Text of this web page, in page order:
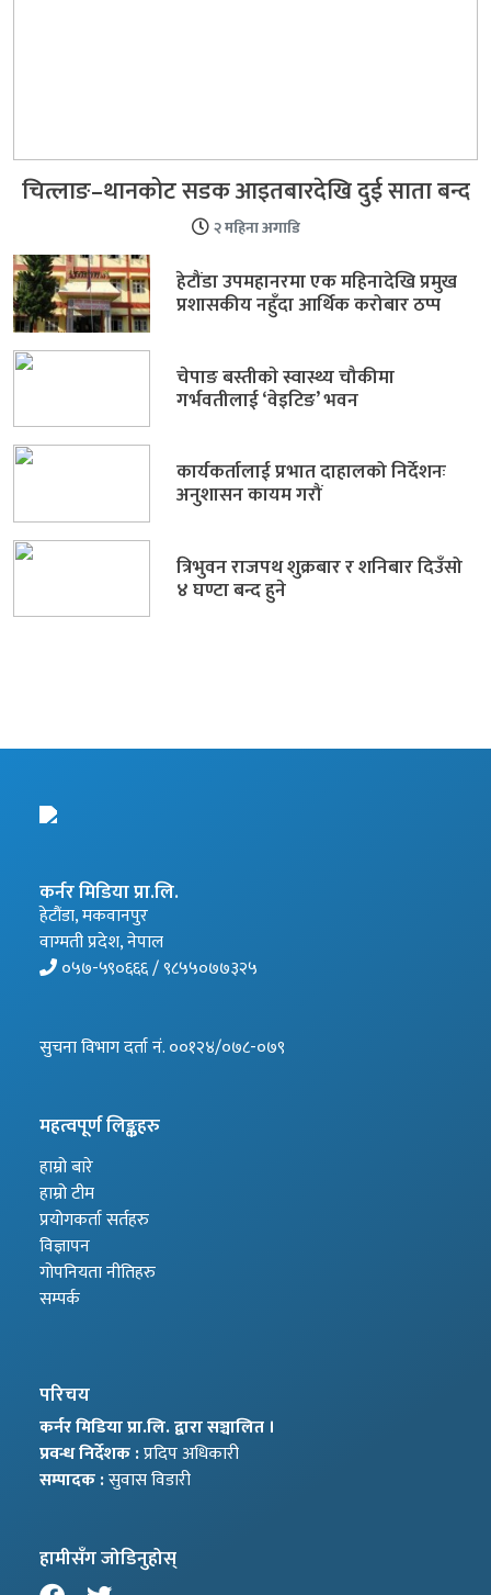
चित्लाङ–थानकोट सडक आइतबारदेखि दुई साता बन्द
२ महिना अगाडि
हेटौंडा उपमहानरमा एक महिनादेखि प्रमुख
प्रशासकीय नहुँदा आर्थिक करोबार ठप्प
चेपाङ बस्तीकाे स्वास्थ्य चौकीमा
गर्भवतीलाई ‘वेइटिङ’ भवन
कार्यकर्तालाई प्रभात दाहालको निर्देशनः
अनुशासन कायम गरौं
त्रिभुवन राजपथ शुक्रबार र शनिबार दिउँसो
४ घण्टा बन्द हुने
कर्नर मिडिया प्रा.लि.
हेटौंडा, मकवानपुर
वाग्मती प्रदेश, नेपाल
०५७-५९०६६६ / ९८५५०७७३२५
सुचना विभाग दर्ता नं. ००१२४/०७८-०७९
महत्वपूर्ण लिङ्कहरु
हाम्रो बारे
हाम्रो टीम
प्रयोगकर्ता सर्तहरु
विज्ञापन
गोपनियता नीतिहरु
सम्पर्क
परिचय
कर्नर मिडिया प्रा.लि. द्वारा सञ्चालित ।
प्रवन्ध निर्देशक :प्रदिप अधिकारी
सम्पादक :सुवास विडारी
हामीसँग जोडिनुहोस्